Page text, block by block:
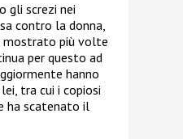
gli screzi nei
contro la donna,
mostrato più volte
per questo ad
hanno
tra cui i copiosi
ha scatenato il